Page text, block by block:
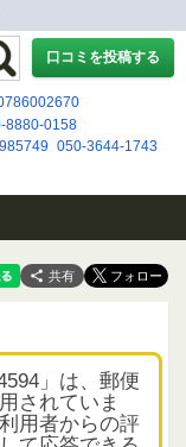
口コミを投稿する
8880-0158
050-3644-1743
9557
09096281737
共有
」は、郵便
されていま
用者からの評